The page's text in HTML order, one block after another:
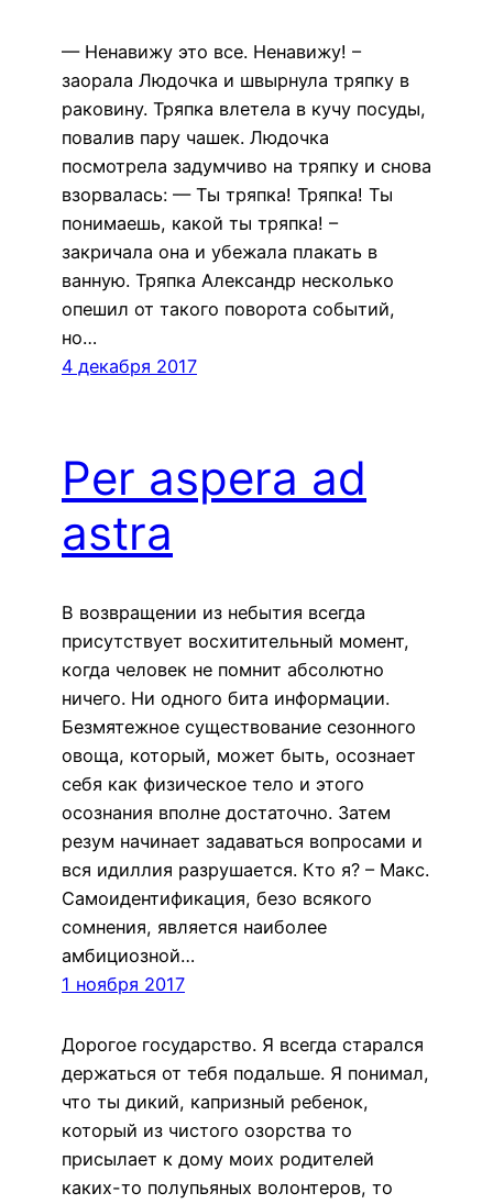
— Ненавижу это все. Ненавижу! –
заорала Людочка и швырнула тряпку в
раковину. Тряпка влетела в кучу посуды,
повалив пару чашек. Людочка
посмотрела задумчиво на тряпку и снова
взорвалась: — Ты тряпка! Тряпка! Ты
понимаешь, какой ты тряпка! –
закричала она и убежала плакать в
ванную. Тряпка Александр несколько
опешил от такого поворота событий,
но…
4 декабря 2017
Per aspera ad
astra
В возвращении из небытия всегда
присутствует восхитительный момент,
когда человек не помнит абсолютно
ничего. Ни одного бита информации.
Безмятежное существование сезонного
овоща, который, может быть, осознает
себя как физическое тело и этого
осознания вполне достаточно. Затем
резум начинает задаваться вопросами и
вся идиллия разрушается. Кто я? – Макс.
Самоидентификация, безо всякого
сомнения, является наиболее
амбициозной…
1 ноября 2017
Дорогое государство. Я всегда старался
держаться от тебя подальше. Я понимал,
что ты дикий, капризный ребенок,
который из чистого озорства то
присылает к дому моих родителей
каких-то полупьяных волонтеров, то